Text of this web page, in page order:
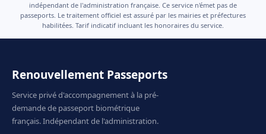
indépendant de l'administration française. Ce service n'émet pas de
passeports. Le traitement officiel est assuré par les mairies et préfectures
habilitées. Tarif indicatif incluant les honoraires du service.
Renouvellement Passeports
Service privé d'accompagnement à la pré-
demande de passeport biométrique
français. Indépendant de l'administration.